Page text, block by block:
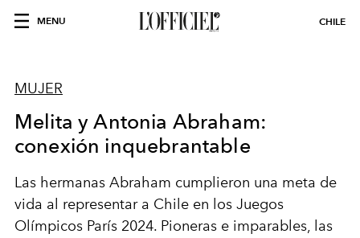
MENU CHILE
MUJER
Melita y Antonia Abraham:
conexión inquebrantable
Las hermanas Abraham cumplieron una meta de
vida al representar a Chile en los Juegos
Olímpicos París 2024. Pioneras e imparables, las